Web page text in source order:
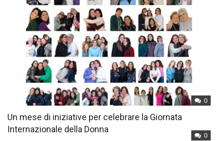
0
Un mese di iniziative per celebrare la Giornata
Internazionale della Donna
0